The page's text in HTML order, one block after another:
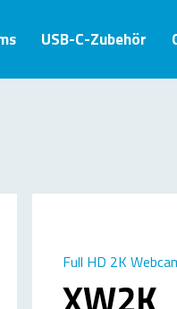
USB-C-Zubehör
Full HD 2K